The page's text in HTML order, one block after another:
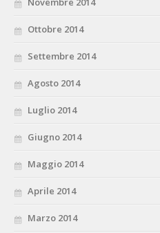
Ottobre 2014
Settembre 2014
Agosto 2014
Luglio 2014
Giugno 2014
Maggio 2014
Aprile 2014
Marzo 2014